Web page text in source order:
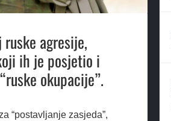
agresije,
ih je posjetio i
okupacije”.
“postavljanje zasjeda”,